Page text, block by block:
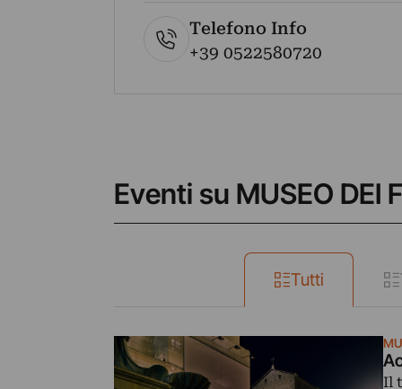
Telefono Info
+39 0522580720
Eventi su MUSEO DEI
Tutti
Il